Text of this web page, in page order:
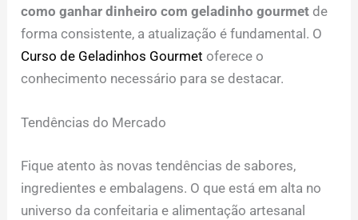
como ganhar dinheiro com geladinho gourmet de
forma consistente, a atualização é fundamental. O
Curso de Geladinhos Gourmet oferece o
conhecimento necessário para se destacar.
Tendências do Mercado
Fique atento às novas tendências de sabores,
ingredientes e embalagens. O que está em alta no
universo da confeitaria e alimentação artesanal